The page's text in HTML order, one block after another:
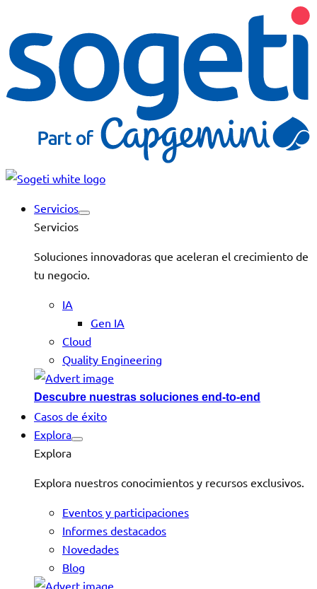
Servicios
Servicios
Soluciones innovadoras que aceleran el crecimiento de
tu negocio.
IA
Gen IA
Cloud
Quality Engineering
Descubre nuestras soluciones end-to-end
Casos de éxito
Explora
Explora
Explora nuestros conocimientos y recursos exclusivos.
Eventos y participaciones
Informes destacados
Novedades
Blog